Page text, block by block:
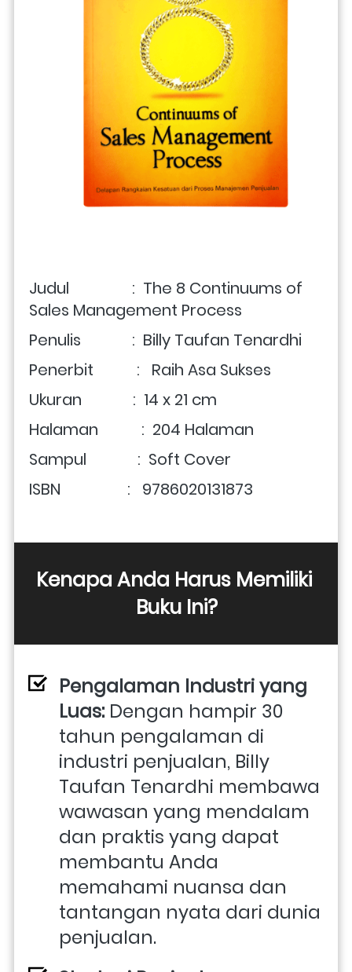
Judul                : The 8 Continuums of
Sales Management Process
Penulis             : Billy Taufan Tenardhi
Penerbit           : Raih Asa Sukses
Ukuran             :  14 x 21 cm
Halaman           : 204 Halaman
Sampul             :  Soft Cover
ISBN                 :
9786020131873
Kenapa Anda Harus Memiliki
Buku Ini?
Pengalaman Industri yang
Luas: Dengan hampir 30
tahun pengalaman di
industri penjualan, Billy
Taufan Tenardhi membawa
wawasan yang mendalam
dan praktis yang dapat
membantu Anda
memahami nuansa dan
tantangan nyata dari dunia
penjualan.